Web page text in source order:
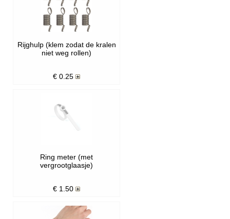
Rijghulp (klem zodat de kralen
niet weg rollen)
€ 0.25
Ring meter (met
vergrootglaasje)
€ 1.50